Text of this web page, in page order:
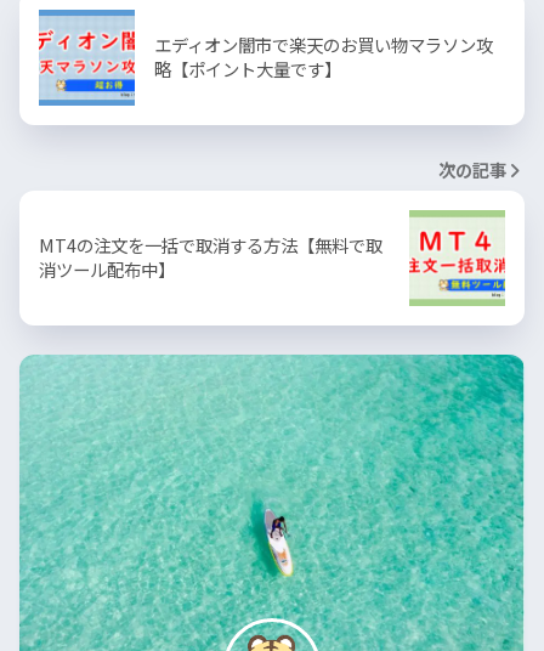
エディオン闇市で楽天のお買い物マラソン攻
略【ポイント大量です】
次の記事
MT4の注文を一括で取消する方法【無料で取
消ツール配布中】